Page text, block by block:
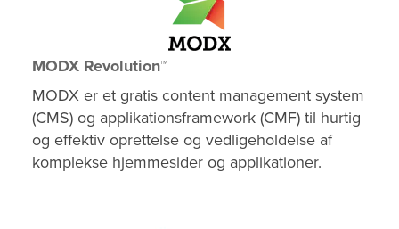
MODX Revolution™
MODX er et gratis content management system
(CMS) og applikationsframework (CMF) til hurtig
og effektiv oprettelse og vedligeholdelse af
komplekse hjemmesider og applikationer.